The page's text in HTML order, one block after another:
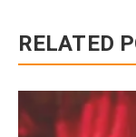
RELATED